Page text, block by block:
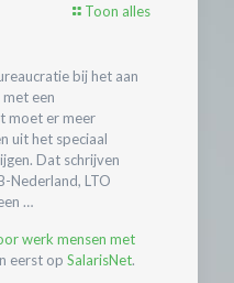
Toon alles
bij het aan
een
moet er meer
uit het speciaal
Dat schrijven
Nederland, LTO
…
werk mensen met
eerst op SalarisNet.